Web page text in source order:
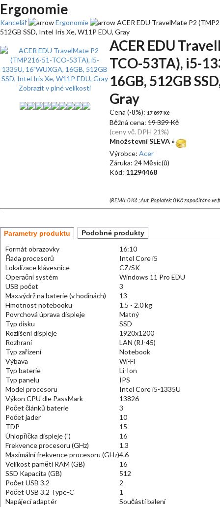
Ergonomie
Kancelář Ergonomie
ACER EDU TravelMate P2
512GB SSD, Intel Iris Xe, W11P EDU, Gray
Zobrazit v plné velikosti
ACER EDU
TCO-53TA), i5-
16GB, 512GB
Gray
Cena (-8%): 17 897 Kč
Běžná cena: 19 329 Kč
(ceny vč. DPH 21%)
Množstevní SLEVA »
Výrobce: Acer
Záruka: 24 Měsíc(ů)
Kód: 11294468
(REMA: 0 Kč ; Aut. Poplatek: 0 Kč započítáno
Parametry produktu Podobné produkty
Formát obrazovky
16:10
Řada procesorů
Intel Core i5
Lokalizace klávesnice
CZ/SK
Operační systém
Windows 11 Pro EDU
USB počet
3
Max.výdrž na baterie (v hodinách)
13
Hmotnost notebooku
1.5 - 2.0 kg
Povrchová úprava displeje
Matný
Typ disku
SSD
Rozlišení displeje
1920x1200
Rozhraní
LAN (RJ-45)
Typ zařízení
Notebook
Výbava
Wi-Fi
Typ baterie
Li-Ion
Typ panelu
IPS
Model procesoru
Intel Core i5-1335U
Výkon CPU dle PassMark
13826
Počet článků baterie
3
Počet jader
10
TDP
15
Úhlopříčka displeje (")
16
Frekvence procesoru (GHz)
1.3
Maximální frekvence procesoru (GHz)4.6
Velikost paměti RAM (GB)
16
SSD Kapacita (GB)
512
Počet USB 3.2
2
Počet USB 3.2 Type-C
1
Napájecí adaptér
Součástí balení